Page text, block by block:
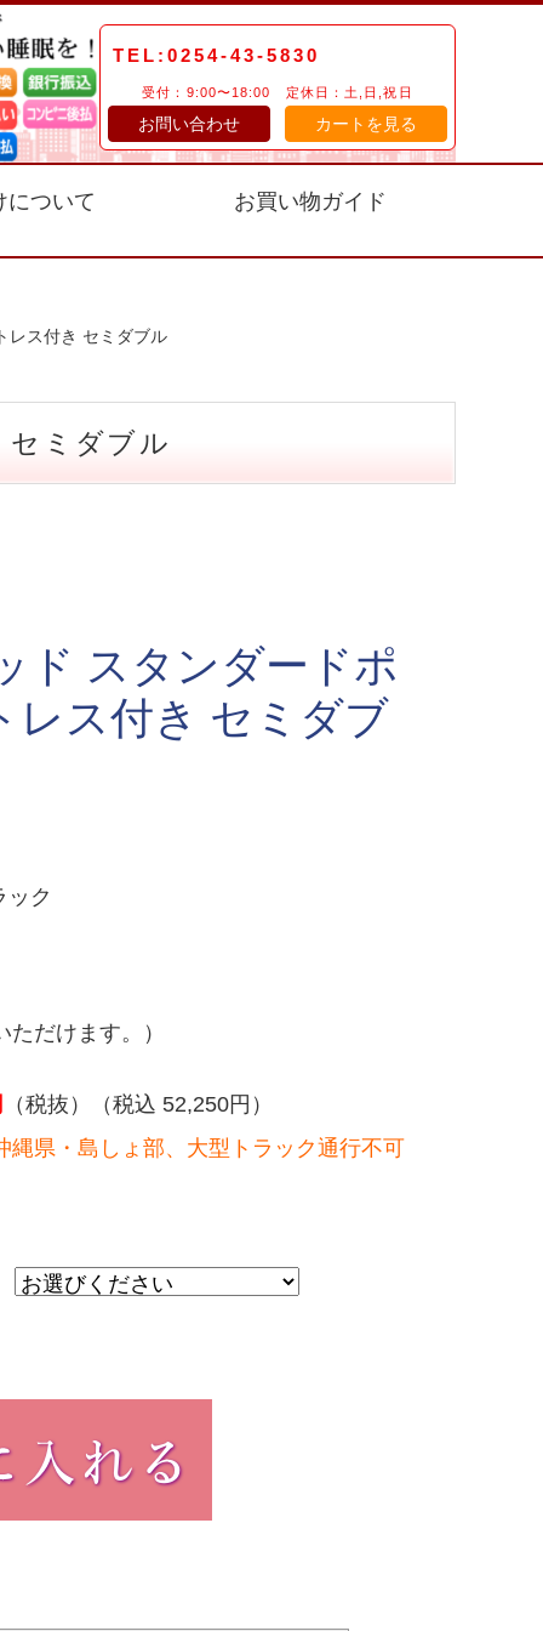
TEL:0254-43-5830
受付：9:00〜18:00 定休日：土,日,祝日
お問い合わせ カートを見る
について お買い物ガイド
レス付き セミダブル
ミダブル
ド スタンダードポ
レス付き セミダブ
ク
だけます。）
（税抜）（税込 52,250円）
縄県・島しょ部、大型トラック通行不可